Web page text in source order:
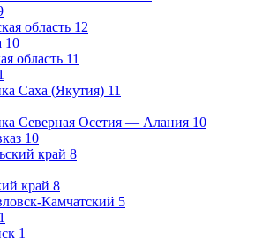
область 12
10
область 11
Саха (Якутия) 11
Северная Осетия — Алания 10
10
край 8
край 8
Камчатский 5
1
1